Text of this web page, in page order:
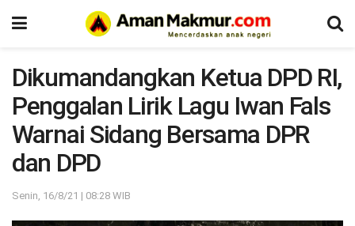
Dikumandangkan Ketua DPD RI,
Penggalan Lirik Lagu Iwan Fals
Warnai Sidang Bersama DPR
dan DPD
Senin, 16/8/21 | 08:28 WIB